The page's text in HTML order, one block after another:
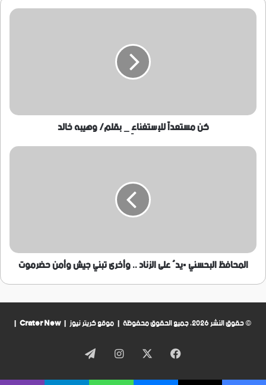
كن
كن مستعداً للإستغناءِ _ بقلم/ وهيبه خالد
المحافظ
جيش
وأمن
حضرموت
المحافظ البحسني ▪يدٌ على الزناد .. وأخرى تبني جيش وأمن حضرموت
© حقوق النشر 2026، جميع الحقوق محفوظة | موقع كريتر نيوز | Crater New
|
فيسبوك انستقرامتيلقرام